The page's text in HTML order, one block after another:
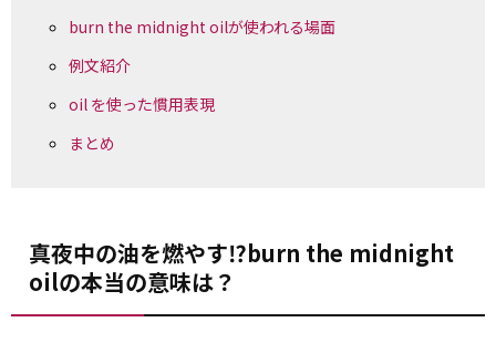
burn the midnight oilが使われる場面
例文紹介
oil を使った慣用表現
まとめ
真夜中の油を燃やす⁉burn the midnight
oilの本当の意味は？